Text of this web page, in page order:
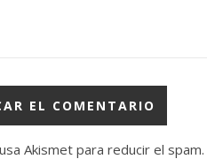
Akismet para reducir el spam.